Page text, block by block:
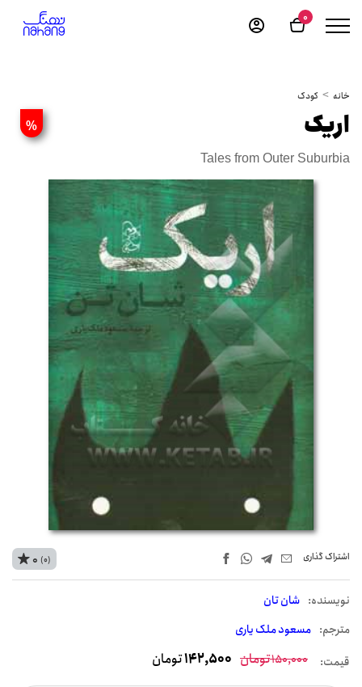
0
خانه کودک
% اریک
Tales from Outer Suburbia
اشتراک‌ گذاری
نويسنده: شان تان
مترجم: مسعود ملک یاری
0 (0)
قیمت: 150,000تومان 142,500تومان